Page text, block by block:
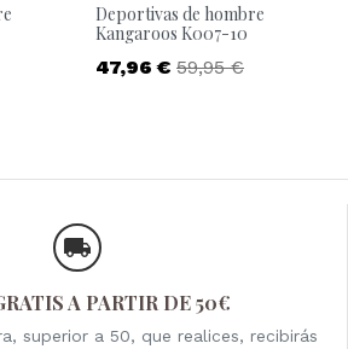
Deportivas de hombre
Kangaroos K007-10
Precio
47,96 € Precio base
59,95 €
A PARTIR DE 50€
superior a 50, que realices, recibirás